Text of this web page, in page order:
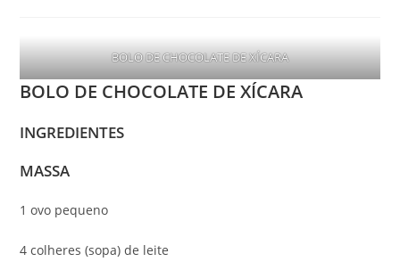
BOLO DE CHOCOLATE DE XÍCARA
BOLO DE CHOCOLATE DE XÍCARA
INGREDIENTES
MASSA
1 ovo pequeno
4 colheres (sopa) de leite